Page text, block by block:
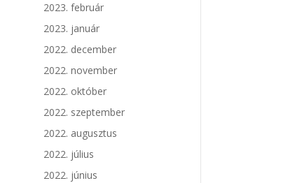
2023. február
2023. január
2022. december
2022. november
2022. október
2022. szeptember
2022. augusztus
2022. július
2022. június